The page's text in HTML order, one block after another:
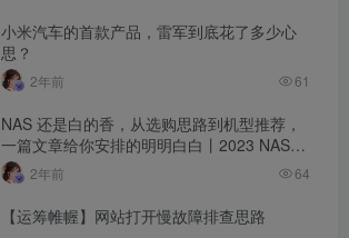
小米汽车的首款产品，雷军到底花了多少心
思？
2年前 61
NAS 还是白的香，从选购思路到机型推荐，
一篇文章给你安排的明明白白丨2023 NAS选
购指南2年前 64
【运筹帷幄】网站打开慢故障排查思路